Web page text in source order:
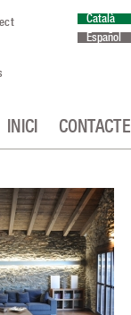
Español
Català
INICI CONTACTE